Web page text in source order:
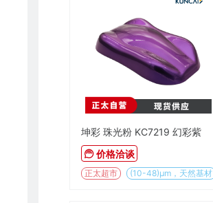
坤彩 珠光粉 KC7219 幻彩紫
价格洽谈
正太超市 (10-48)µm，天然基材